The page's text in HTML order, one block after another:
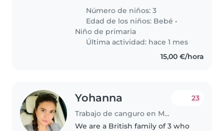
materna que me acompañen y
jueguen utilizando solo el inglés
gracias
Número de niños: 3
Edad de los niños: Bebé •
Niño de primaria
Última actividad: hace 1 mes
15,00 €/hora
Yohanna
Trabajo de canguro en Málaga
23
We are a British family of 3 who